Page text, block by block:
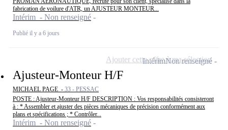
fabrication de voilure d'ATR, un AJUSTEUR MONTEUR...
Intérim - Non renseigné
Publié il y a 6 jours
Ajusteur-Monteur H/F
MICHAEL PAGE - 33 - PESSAC
POSTE : Ajusteur-Monteur H/F DESCRIPTION : Vos responsabilités consisteront
à : * Assembler et ajuster des pièces mécaniques de précision conformément aux
plans et spécifications ; * Contrôler...
Intérim - Non renseigné
IntérimNon renseigné
Ajouter cette offre à ma sélection